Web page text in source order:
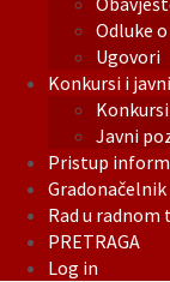
Odluke
Ugovori
Konkursi i
Konkursi
Javni
Pristup
Gradonačelnik
Rad u radnom
PRETRAGA
Log in